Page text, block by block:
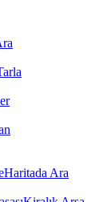
Haritada Ara